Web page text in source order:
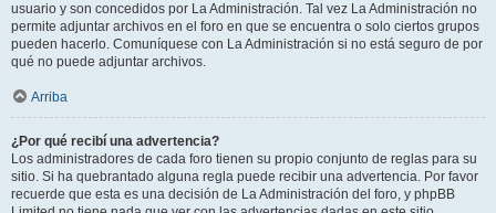
usuario y son concedidos por La Administración. Tal vez La Administración no
permite adjuntar archivos en el foro en que se encuentra o solo ciertos grupos
pueden hacerlo. Comuníquese con La Administración si no está seguro de por
qué no puede adjuntar archivos.
Arriba
¿Por qué recibí una advertencia?
Los administradores de cada foro tienen su propio conjunto de reglas para su
sitio. Si ha quebrantado alguna regla puede recibir una advertencia. Por favor
recuerde que esta es una decisión de La Administración del foro, y phpBB